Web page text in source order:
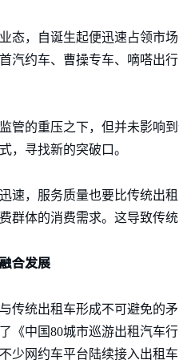
态，自诞生起便迅速占领市
汽约车、曹操专车、嘀嗒出
管的重压之下，但并未影响
，寻找新的突破口。
速，服务质量也要比传统出
群体的消费需求。这导致传
合发展
传统出租车形成不可避免的
《中国80城市巡游出租汽车
少网约车平台陆续接入出租